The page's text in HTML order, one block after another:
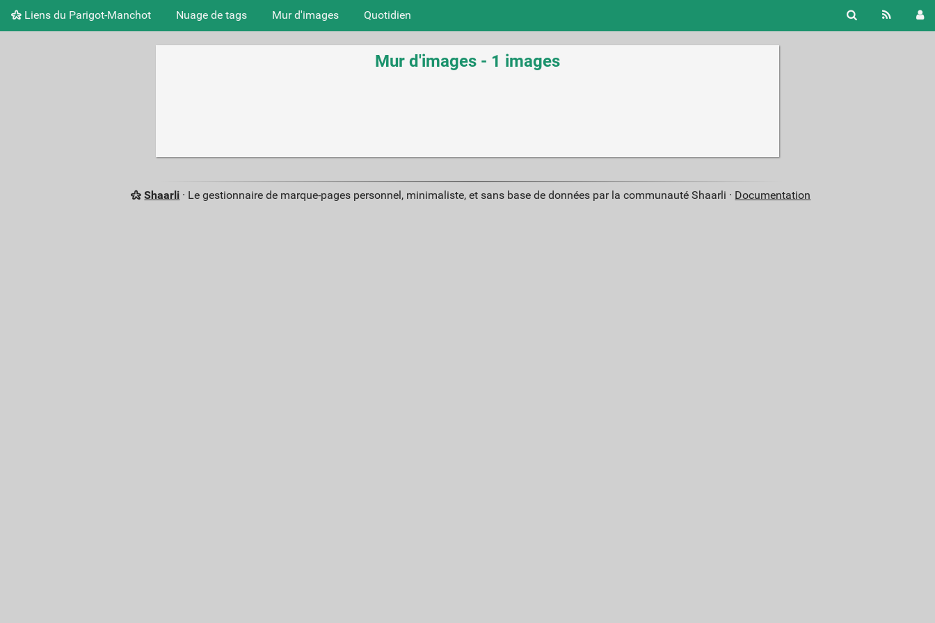
Liens du Parigot-Manchot Nuage de tags Mur d'images Quotidien
Mur d'images - 1 images
Shaarli · Le gestionnaire de marque-pages personnel, minimaliste, et sans base de données par la communauté Shaarli · Documentation